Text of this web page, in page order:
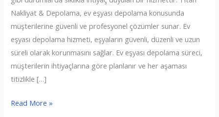
Nakliyat & Depolama, ev eşyası depolama konusunda
müşterilerine güvenli ve profesyonel çözümler sunar. Ev
eşyası depolama hizmeti, eşyaların güvenli, düzenli ve uzun
süreli olarak korunmasını sağlar. Ev eşyası depolama süreci,
müşterilerin ihtiyaçlarına göre planlanır ve her aşaması
titizlikle […]
Depolama
Read More »